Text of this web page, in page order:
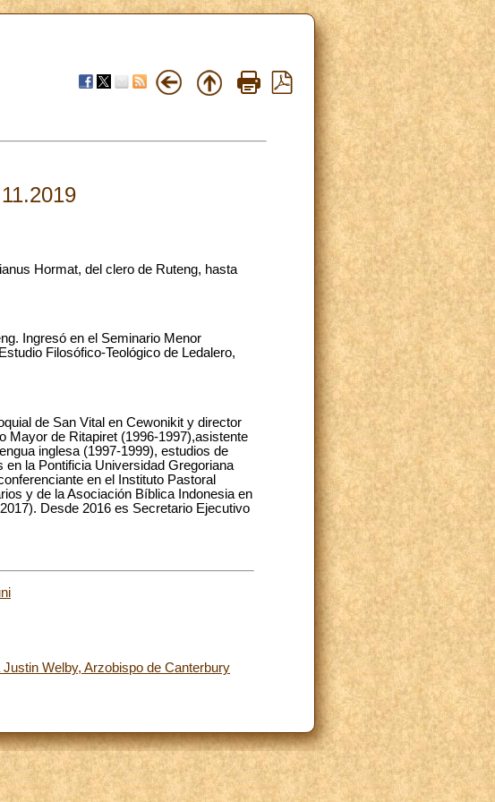
Hormat, del clero de Ruteng, hasta
Ingresó en el Seminario Menor
Filosófico-Teológico de Ledalero,
de San Vital en Cewonikit y director
Mayor de Ritapiret (1996-1997),asistente
inglesa (1997-1999), estudios de
la Pontificia Universidad Gregoriana
en el Instituto Pastoral
y de la Asociación Bíblica Indonesia en
Desde 2016 es Secretario Ejecutivo
Welby, Arzobispo de Canterbury